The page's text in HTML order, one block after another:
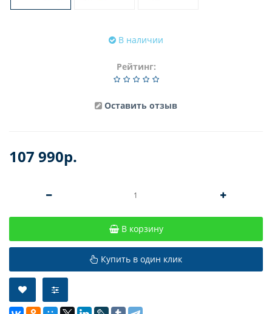
В наличии
Рейтинг:
Оставить отзыв
107 990р.
В корзину
Купить в один клик